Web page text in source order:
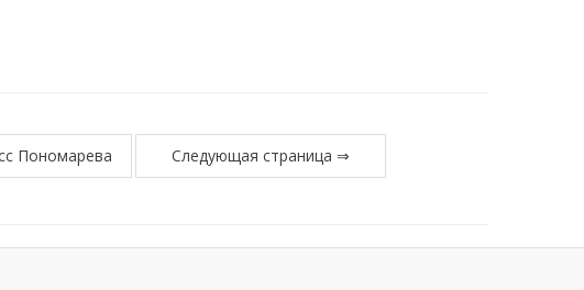
Пономарева Следующая страница ⇒